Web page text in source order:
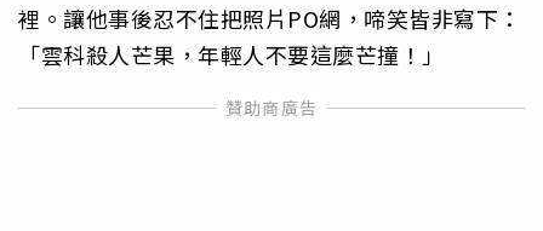
裡。讓他事後忍不住把照片PO網，啼笑皆非寫下：
「雲科殺人芒果，年輕人不要這麼芒撞！」